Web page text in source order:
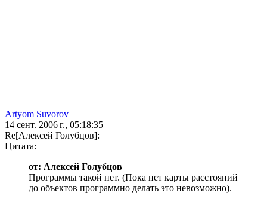
Artyom Suvorov
14 сент. 2006 г., 05:18:35
Re[Алексей Голубцов]:
Цитата:
от: Алексей Голубцов
Программы такой нет. (Пока нет карты расстояний
до объектов программно делать это невозможно).